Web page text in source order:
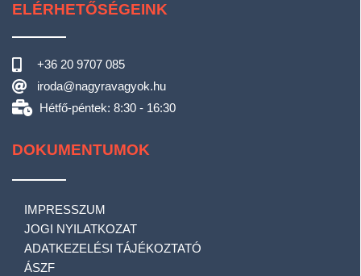
ELÉRHETŐSÉGEINK
+36 20 9707 085
iroda@nagyravagyok.hu
Hétfő-péntek: 8:30 - 16:30
DOKUMENTUMOK
IMPRESSZUM
JOGI NYILATKOZAT
ADATKEZELÉSI TÁJÉKOZTATÓ
ÁSZF